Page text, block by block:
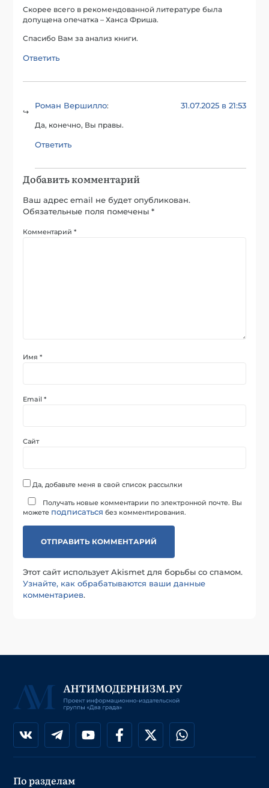
Скорее всего в рекомендованной литературе была
допущена опечатка – Ханса Фриша.
Спасибо Вам за анализ книги.
Ответить
Роман Вершилло: 31.07.2025 в 21:53
Да, конечно, Вы правы.
Ответить
Добавить комментарий
Ваш адрес email не будет опубликован.
Обязательные поля помечены*
Комментарий*
Имя*
Email*
Сайт
Да, добавьте меня в свой список рассылки
Получать новые комментарии по электронной почте. Вы
можете подписаться без комментирования.
Этот сайт использует Akismet для борьбы со спамом.
Узнайте, как обрабатываются ваши данные
комментариев.
По разделам